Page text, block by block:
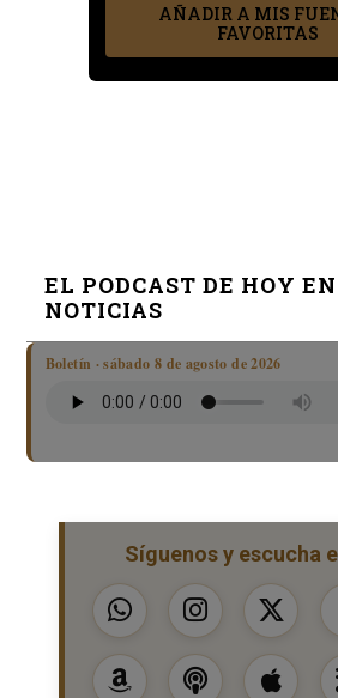
AÑADIR A MIS
FAVORITAS
EL PODCAST DE HOY
NOTICIAS
Boletín · sábado 8 de agosto de 2026
Síguenos y escucha